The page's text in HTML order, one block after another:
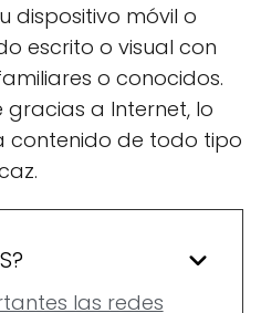
dispositivo móvil o
escrito o visual con
o conocidos.
a Internet, lo
contenido de todo tipo
las redes